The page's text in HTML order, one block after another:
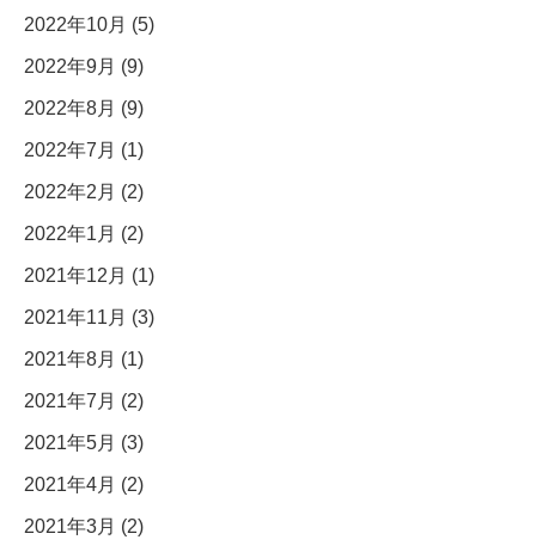
2022年10月 (5)
2022年9月 (9)
2022年8月 (9)
2022年7月 (1)
2022年2月 (2)
2022年1月 (2)
2021年12月 (1)
2021年11月 (3)
2021年8月 (1)
2021年7月 (2)
2021年5月 (3)
2021年4月 (2)
2021年3月 (2)